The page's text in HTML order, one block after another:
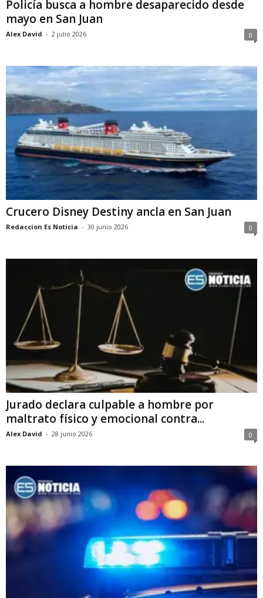
Policía busca a hombre desaparecido desde
mayo en San Juan
Alex David - 2 julio 2026 0
Crucero Disney Destiny ancla en San Juan
Redaccion Es Noticia - 30 junio 2026 0
Jurado declara culpable a hombre por
maltrato físico y emocional contra...
Alex David - 28 junio 2026 0